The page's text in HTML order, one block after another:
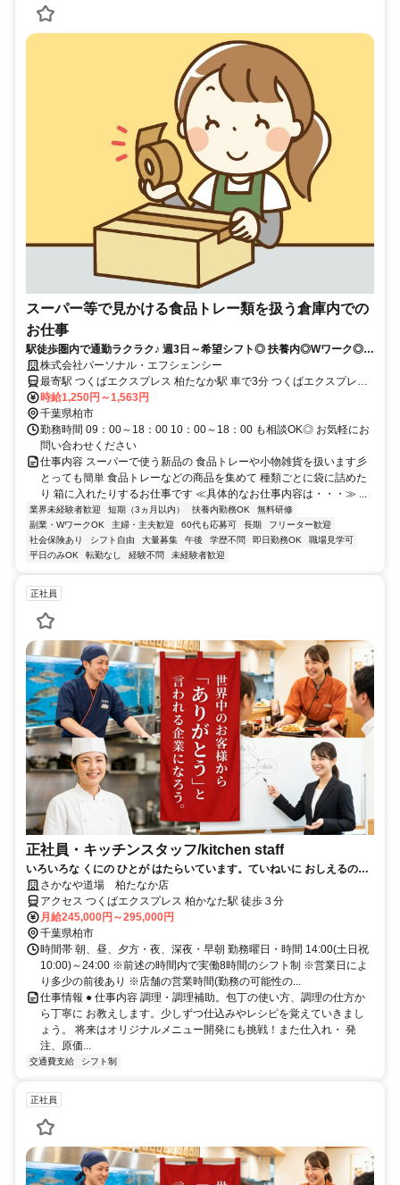
スーパー等で見かける食品トレー類を扱う倉庫内での
お仕事
駅徒歩圏内で通勤ラクラク♪ 週3日～希望シフト◎ 扶養内◎Wワーク◎
女性に人気のカンタン作業☆彡
株式会社パーソナル・エフシェンシー
最寄駅 つくばエクスプレス 柏たなか駅 車で3分 つくばエクスプレス
柏の葉キャンパス駅 車で7分 JR常磐線(上野～取手) 柏駅 車で20分 東
武野田線 流山おおたかの森駅 車で15分 最寄駅備考 【ご応募】 面接
はお家でできるＷＥＢ面接がオススメです。 お気軽にお電話くださ
い
時給1,250円～1,563円
千葉県柏市
勤務時間 09：00～18：00 10：00～18：00 も相談OK◎ お気軽にお
問い合わせください
仕事内容 スーパーで使う新品の 食品トレーや小物雑貨を扱います彡
とっても簡単 食品トレーなどの商品を集めて 種類ごとに袋に詰めた
り 箱に入れたりするお仕事です ≪具体的なお仕事内容は・・・≫ ...
業界未経験者歓迎 短期（3ヵ月以内） 扶養内勤務OK
無料研修
副業・WワークOK
主婦・主夫歓迎 60代も応募可 長期
フリーター歓迎
社会保険あり
シフト自由 大量募集 午後 学歴不問 即日勤務OK
職場見学可
平日のみOK
転勤なし 経験不問 未経験者歓迎
正社員
正社員・キッチンスタッフ/kitchen staff
いろいろな くにの ひとが はたらいています。ていねいに おしえるので
あんしんしてください。
さかなや道場 柏たなか店
アクセス つくばエクスプレス 柏かなた駅 徒歩３分
月給245,000円～295,000円
千葉県柏市
時間帯 朝、昼、夕方・夜、深夜・早朝 勤務曜日・時間 14:00(土日祝
10:00)～24:00 ※前述の時間内で実働8時間のシフト制 ※営業日によ
り多少の前後あり ※店舗の営業時間(勤務の可能性の...
仕事情報 ● 仕事内容 調理・調理補助。包丁の使い方、調理の仕方か
ら丁寧に お教えします。少しずつ仕込みやレシピを覚えていきまし
ょう。 将来はオリジナルメニュー開発にも挑戦！また仕入れ・ 発
注、原価...
交通費支給 シフト制
正社員